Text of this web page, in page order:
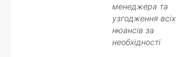
менеджера та
узгодження всіх
нюансів за
необхідності